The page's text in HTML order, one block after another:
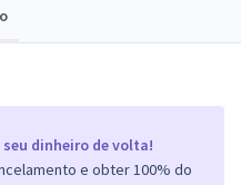
dinheiro de volta!
e obter 100% do